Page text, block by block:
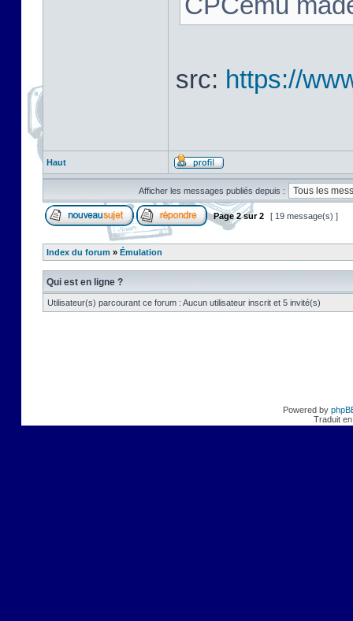
src: https://
Haut
Afficher les messages publiés depuis :
Page2sur2 [ 19 message(s) ]
Index du forum » Émulation
Qui est en ligne ?
Utilisateur(s) parcourant ce forum : Aucun utilisateur inscrit et 5 invité(s)
Powered by
Traduit